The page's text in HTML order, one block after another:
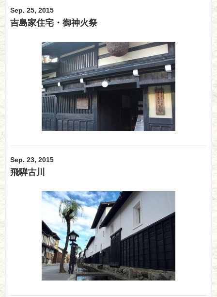
Sep. 25, 2015
吉島家住宅・御神火祭
Sep. 23, 2015
飛騨古川